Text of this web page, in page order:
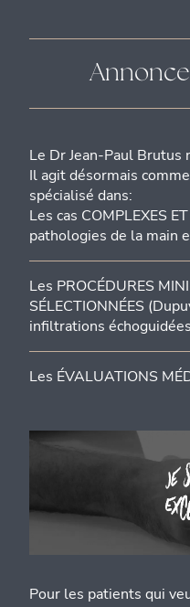
Le Dr Jean-Paul Brutus
Il agit désormais
spécialisé dans:
Les cas COMPLEXES
pathologies de la main
Les PROCÉDURES
SÉLECTIONNÉES
infiltrations
Les ÉVALUATIONS
Pour les patients qui